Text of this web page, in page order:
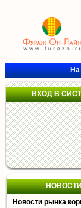
На
ВХОД В
Новости рынка